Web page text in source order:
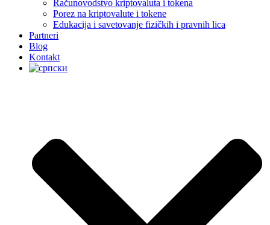
Računovodstvo kriptovaluta i tokena
Porez na kriptovalute i tokene
Edukacija i savetovanje fizičkih i pravnih lica
Partneri
Blog
Kontakt